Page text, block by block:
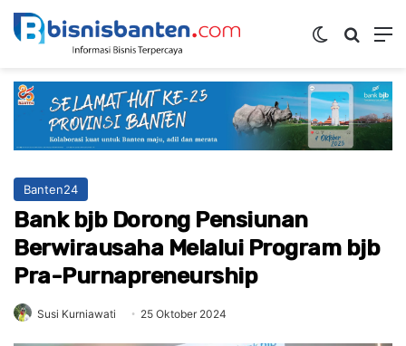
Switch skin
Banten24
Bank bjb Dorong Pensiunan
Berwirausaha Melalui Program bjb
Pra-Purnapreneurship
Susi Kurniawati 25 Oktober 2024